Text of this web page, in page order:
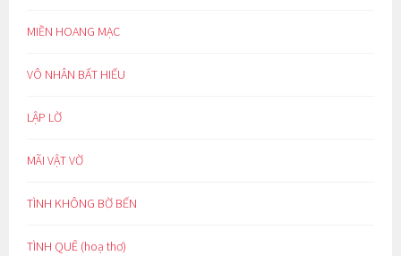
MIỀN HOANG MẠC
VÔ NHÂN BẤT HIẾU
LẬP LỜ
MÃI VẬT VỜ
TÌNH KHÔNG BỜ BẾN
TÌNH QUÊ (hoạ thơ)